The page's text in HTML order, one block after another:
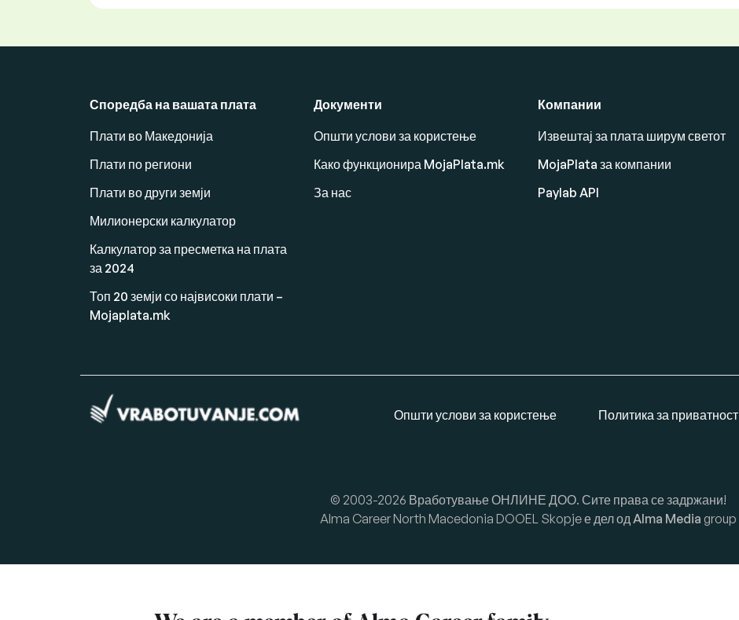
Споредба на вашата плата
Плати во Македонија
Плати по региони
Плати во други земји
Милионерски калкулатор
Калкулатор за пресметка на плата
за 2024
Топ 20 земји со највисоки плати –
Mojaplata.mk
Документи
Општи услови за користење
Како функционира MojaPlata.mk
За нас
Компании
Извештај за плата ширум светот
MojaPlata за компании
Paylab API
Општи услови за користење Политика за приватност
© 2003-2026 Вработување ОНЛИНЕ ДОО. Сите права се задржани!
Alma Career North Macedonia DOOEL Skopje е дел одAlma Media group